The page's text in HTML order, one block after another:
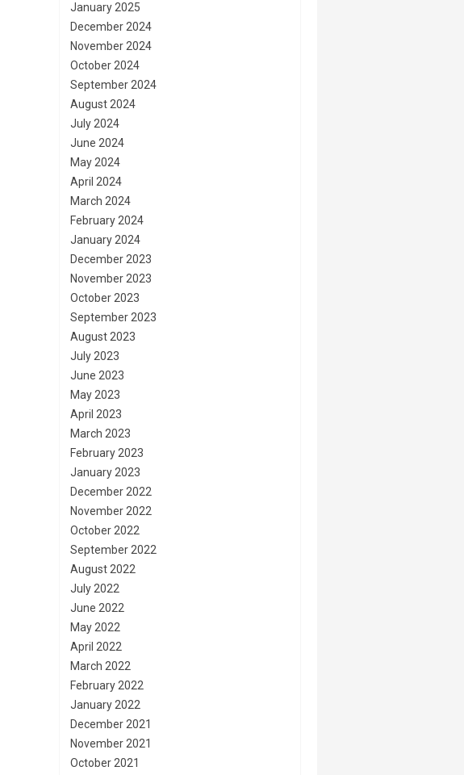
January 2025
December 2024
November 2024
October 2024
September 2024
August 2024
July 2024
June 2024
May 2024
April 2024
March 2024
February 2024
January 2024
December 2023
November 2023
October 2023
September 2023
August 2023
July 2023
June 2023
May 2023
April 2023
March 2023
February 2023
January 2023
December 2022
November 2022
October 2022
September 2022
August 2022
July 2022
June 2022
May 2022
April 2022
March 2022
February 2022
January 2022
December 2021
November 2021
October 2021